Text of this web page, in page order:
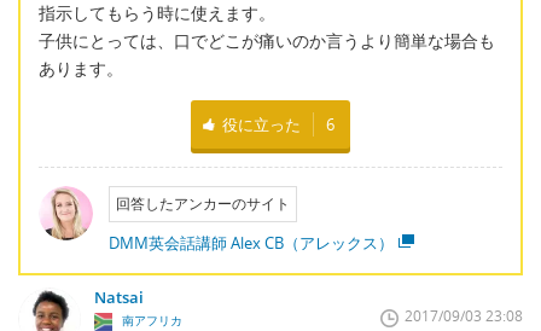
指示してもらう時に使えます。
子供にとっては、口でどこが痛いのか言うより簡単な場合も
あります。
役に立った 6
回答したアンカーのサイト
DMM英会話講師 Alex CB（アレックス）
Natsai
南アフリカ 2017/09/03 23:08